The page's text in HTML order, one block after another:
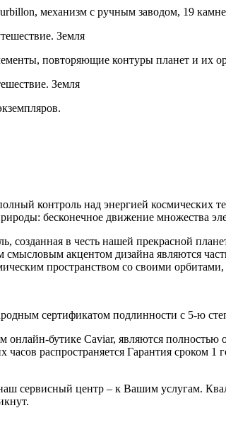
механизм с ручным заводом, 19
повторяющие контуры планет и их
контроль над энергией космических
бесконечное движение множества
созданная в честь нашей прекрасной
акцентом дизайна являются
пространством со своими
сертификатом подлинности с 5-ю
онлайн-бутике Caviar, являются
распространяется Гарантия сроком
сервисный центр – к Вашим услугам.